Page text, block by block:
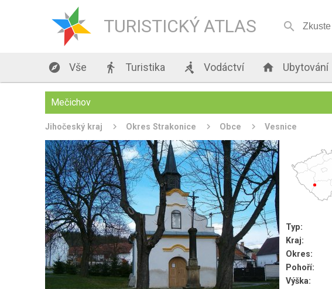
TURISTICKÝ ATLAS 
 Vše  Turistika  Vodáctví  Ubytování
Mečichov
Jihočeský kraj Okres Strakonice Obce Vesnice
Typ:
Kraj:
Okres:
Pohoří:
Výška: